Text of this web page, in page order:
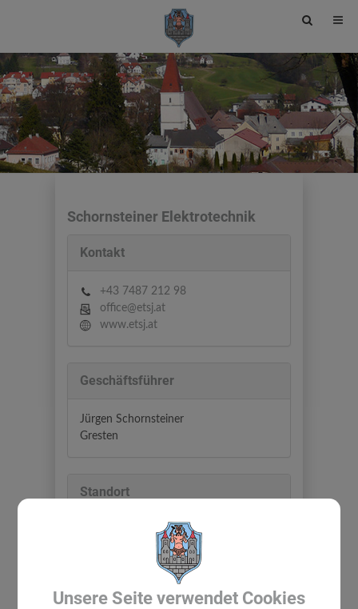
Site
toggle
Schornsteiner Elektrotechnik
Kontakt
+43 7487 212 98
office@etsj.at
www.etsj.at
Geschäftsführer
Jürgen Schornsteiner
Gresten
Standort
Auf Google Maps anzeigen
Unsere Seite verwendet Cookies